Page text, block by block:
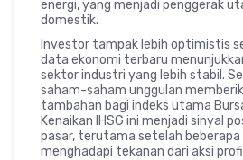
energi, yang menjadi penggerak
domestik.
Investor tampak lebih optimistis
data ekonomi terbaru
sektor industri yang lebih stabil.
saham-saham unggulan
tambahan bagi indeks utama
Kenaikan IHSG ini menjadi sinyal
pasar, terutama setelah beberapa
menghadapi tekanan dari aksi